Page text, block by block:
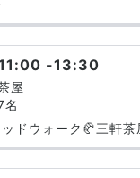
-13:30
屋
名
ドウォーク🥐三軒